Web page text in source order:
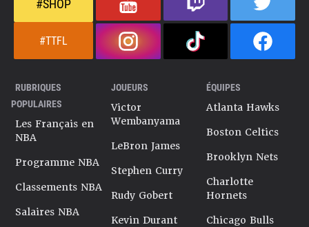
#SHOP
#TTFL
RUBRIQUES
POPULAIRES
Les Français en
NBA
Programme NBA
Classements NBA
Salaires NBA
JOUEURS
Victor
Wembanyama
LeBron James
Stephen Curry
Rudy Gobert
Kevin Durant
ÉQUIPES
Atlanta Hawks
Boston Celtics
Brooklyn Nets
Charlotte
Hornets
Chicago Bulls